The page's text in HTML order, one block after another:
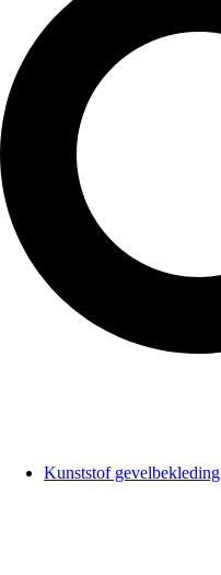
Kunststof gevelbekleding